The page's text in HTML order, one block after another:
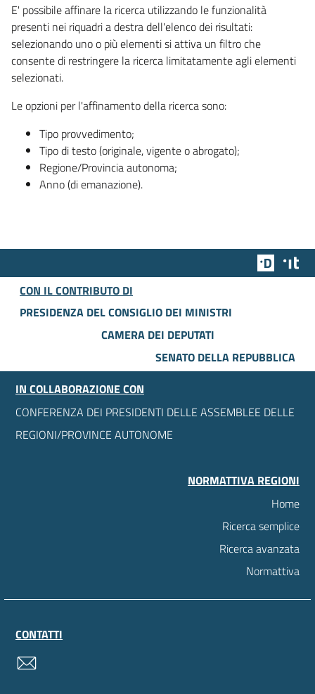
E' possibile affinare la ricerca utilizzando le funzionalità
presenti nei riquadri a destra dell'elenco dei risultati:
selezionando uno o più elementi si attiva un filtro che
consente di restringere la ricerca limitatamente agli elementi
selezionati.
Le opzioni per l'affinamento della ricerca sono:
Tipo provvedimento;
Tipo di testo (originale, vigente o abrogato);
Regione/Provincia autonoma;
Anno (di emanazione).
Team
CON IL CONTRIBUTO DI
PRESIDENZA DEL CONSIGLIO DEI MINISTRI
CAMERA DEI DEPUTATI
SENATO DELLA REPUBBLICA
IN COLLABORAZIONE CON
CONFERENZA DEI PRESIDENTI DELLE ASSEMBLEE DELLE
REGIONI/PROVINCE AUTONOME
NORMATTIVA REGIONI
Home
Ricerca semplice
Ricerca avanzata
Normattiva
CONTATTI